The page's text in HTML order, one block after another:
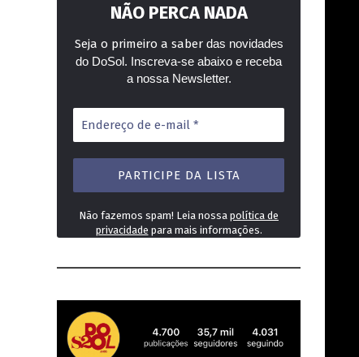
NÃO PERCA NADA
Seja o primeiro a saberdas novidades
do DoSol. Inscreva-se abaixo e receba
a nossa Newsletter.
Endereço
de
e-
mail
Não fazemos spam! Leia nossa política de
privacidade para mais informações.